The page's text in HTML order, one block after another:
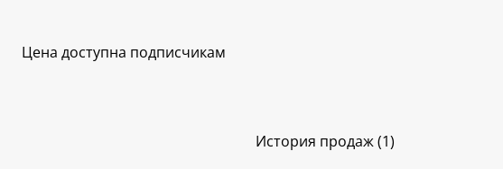
Цена доступна подписчикам
История продаж (1)